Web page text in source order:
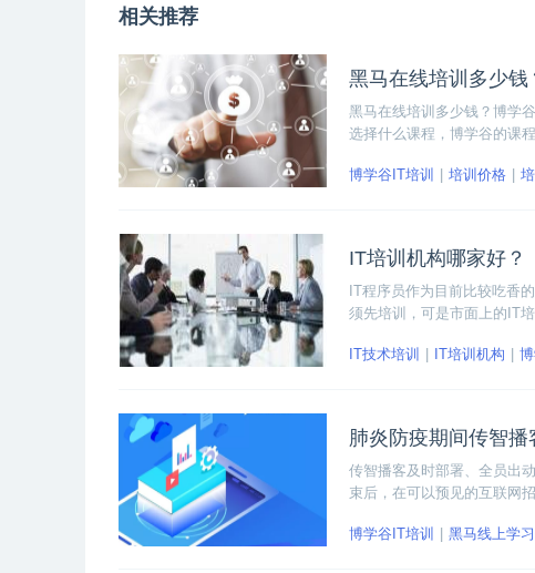
相关推荐
黑马在线培训多少钱
黑马在线培训多少钱？博学
选择什么课程，博学谷的课
一万左右。
博学谷IT培训 培训价格
IT培训机构哪家好？
IT程序员作为目前比较吃香
须先培训，可是市面上的IT
IT技术培训 IT培训机构
肺炎防疫期间传智播
传智播客及时部署、全员出
束后，在可以预见的互联网
量。
博学谷IT培训 黑马线上学